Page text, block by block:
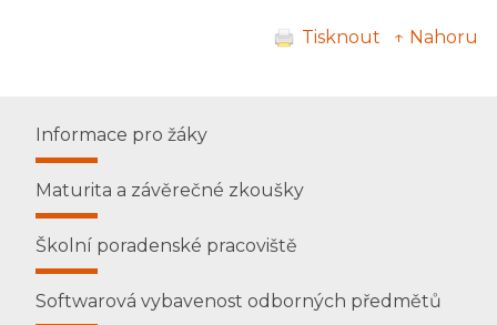
Tisknout ↑ Nahoru
Informace pro žáky
Maturita a závěrečné zkoušky
Školní poradenské pracoviště
Softwarová vybavenost odborných předmětů